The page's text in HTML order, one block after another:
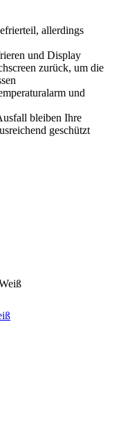
allerdings
und Display
zurück, um die
und
bleiben Ihre
geschützt